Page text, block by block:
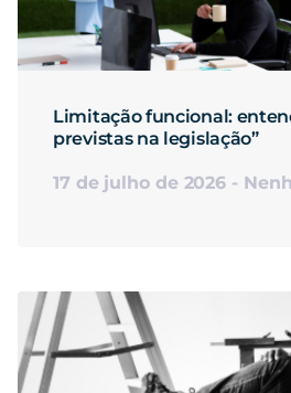
Limitação funcional:
previstas na legislação”
17 de julho de 2026